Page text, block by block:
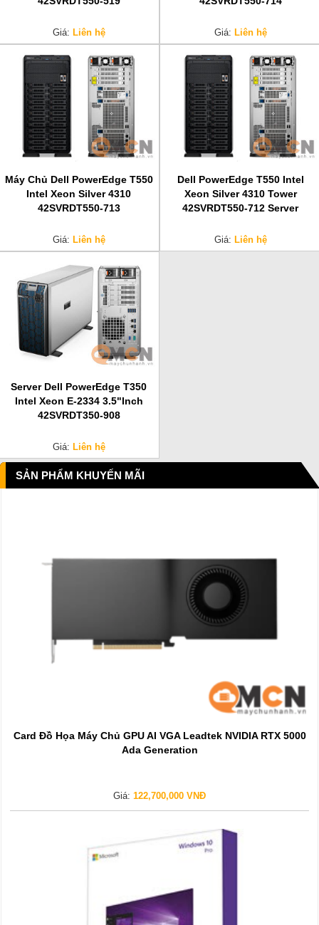
Giá: Liên hệ Giá: Liên hệ
Máy Chủ Dell PowerEdge T550
Intel Xeon Silver 4310
42SVRDT550-713
Giá: Liên hệ
Dell PowerEdge T550 Intel
Xeon Silver 4310 Tower
42SVRDT550-712 Server
Giá: Liên hệ
Server Dell PowerEdge T350
Intel Xeon E-2334 3.5"Inch
42SVRDT350-908
Giá: Liên hệ
SẢN PHẨM KHUYẾN MÃI
Card Đồ Họa Máy Chủ GPU AI VGA Leadtek NVIDIA RTX 5000
Ada Generation
Giá: 122,700,000 VNĐ